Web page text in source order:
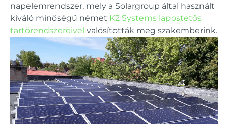
napelemrendszer, mely a Solargroup által használt
kiváló minőségű német K2 Systems lapostetős
tartórendszereivel valósították meg szakemberink.